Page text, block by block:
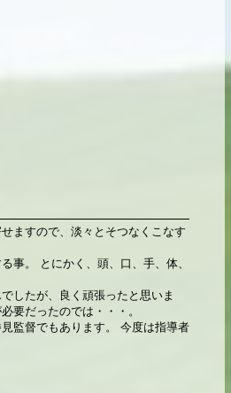
ますので、淡々とそつなくこなす
事。 とにかく、頭、口、手、体、
したが、良く頑張ったと思いま
要だったのでは・・・。
監督でもあります。 今度は指導者